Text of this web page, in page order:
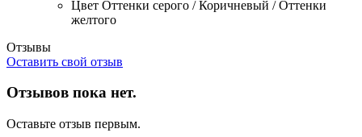
Цвет Оттенки серого / Коричневый / Оттенки
желтого
Отзывы
Оставить свой отзыв
Отзывов пока нет.
Оставьте отзыв первым.